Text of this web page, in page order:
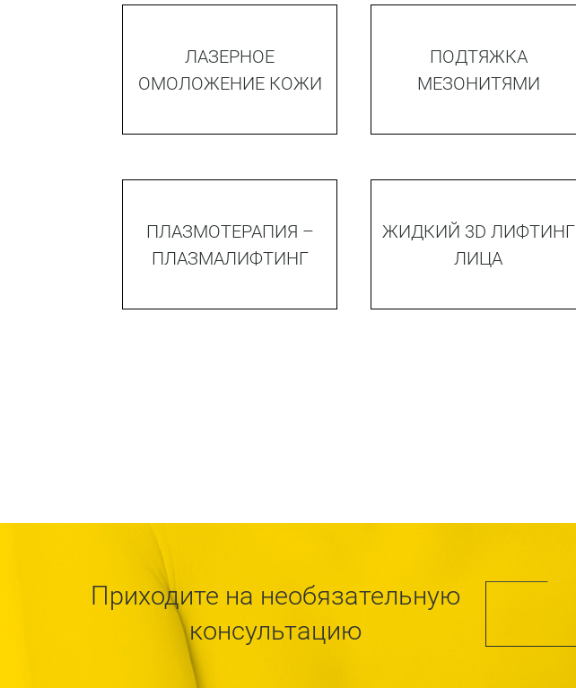
ЛАЗЕРНОЕ
ОМОЛОЖЕНИЕ КОЖИ
ПОДТЯЖКА
МЕЗОНИТЯМИ
ПЛАЗМОТЕРАПИЯ –
ПЛАЗМАЛИФТИНГ
ЖИДКИЙ 3D ЛИФТИНГ
ЛИЦА
Приходите на необязательную
консультацию